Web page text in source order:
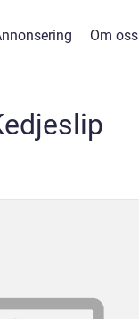
Om oss